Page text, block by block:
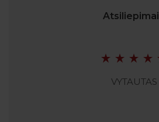
Atsiliepimai
VYTAUTAS